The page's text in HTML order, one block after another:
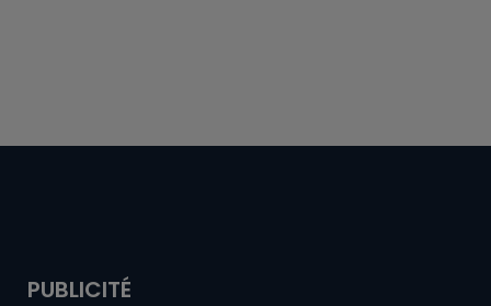
PUBLICITÉ